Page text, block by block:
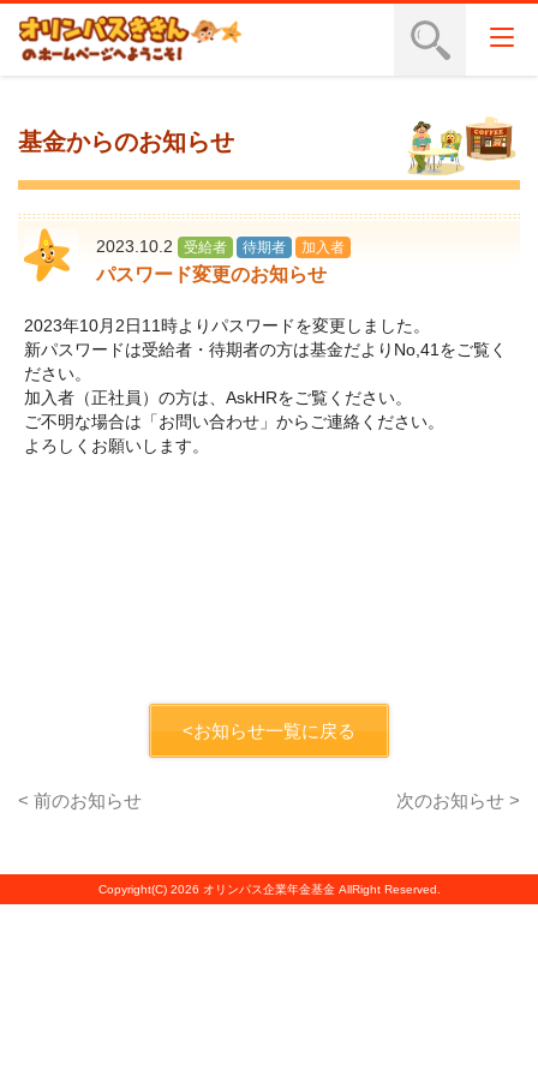
基金からのお知らせ
2023.10.2 受給者 待期者 加入者
パスワード変更のお知らせ
2023年10月2日11時よりパスワードを変更しました。
新パスワードは受給者・待期者の方は基金だよりNo,41をご覧く
ださい。
加入者（正社員）の方は、AskHRをご覧ください。
ご不明な場合は「お問い合わせ」からご連絡ください。
よろしくお願いします。
<お知らせ一覧に戻る
< 前のお知らせ 次のお知らせ >
Copyright(C) 2026 オリンパス企業年金基金 AllRight Reserved.